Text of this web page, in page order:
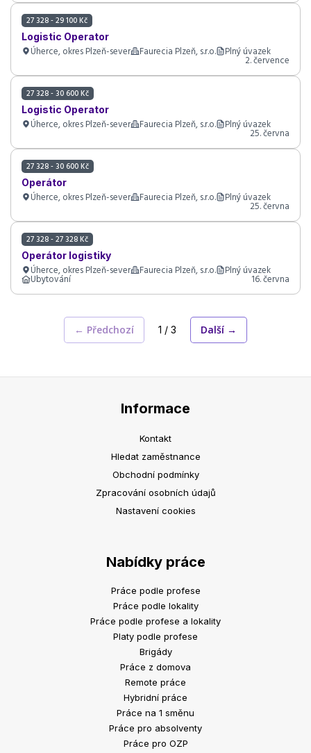
27 328 - 29 100 Kč
Logistic Operator
Úherce, okres Plzeň-sever Faurecia Plzeň, s.r.o. Plný úvazek
2. července
27 328 - 30 600 Kč
Logistic Operator
Úherce, okres Plzeň-sever Faurecia Plzeň, s.r.o. Plný úvazek
25. června
27 328 - 30 600 Kč
Operátor
Úherce, okres Plzeň-sever Faurecia Plzeň, s.r.o. Plný úvazek
25. června
27 328 - 27 328 Kč
Operátor logistiky
Úherce, okres Plzeň-sever Faurecia Plzeň, s.r.o. Plný úvazek
Ubytování 16. června
← Předchozí 1 / 3 Další →
Informace
Kontakt
Hledat zaměstnance
Obchodní podmínky
Zpracování osobních údajů
Nastavení cookies
Nabídky práce
Práce podle profese
Práce podle lokality
Práce podle profese a lokality
Platy podle profese
Brigády
Práce z domova
Remote práce
Hybridní práce
Práce na 1 směnu
Práce pro absolventy
Práce pro OZP